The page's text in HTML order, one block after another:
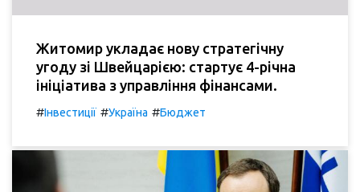
Житомир укладає нову стратегічну
угоду зі Швейцарією: стартує 4-річна
ініціатива з управління фінансами.
#Інвестиції #Україна #Бюджет